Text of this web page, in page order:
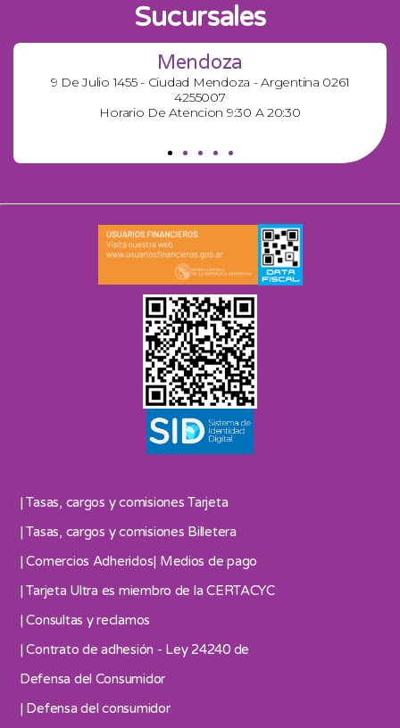
Sucursales
Mendoza
9 De Julio 1455 - Ciudad Mendoza - Argentina 0261
4255007
Horario De Atencion 9:30 A 20:30
| Tasas, cargos y comisiones Tarjeta
| Tasas, cargos y comisiones Billetera
| Comercios Adheridos| Medios de pago
| Tarjeta Ultra es miembro de la CERTACYC
| Consultas y reclamos
| Contrato de adhesión - Ley 24240 de
Defensa del Consumidor
| Defensa del consumidor